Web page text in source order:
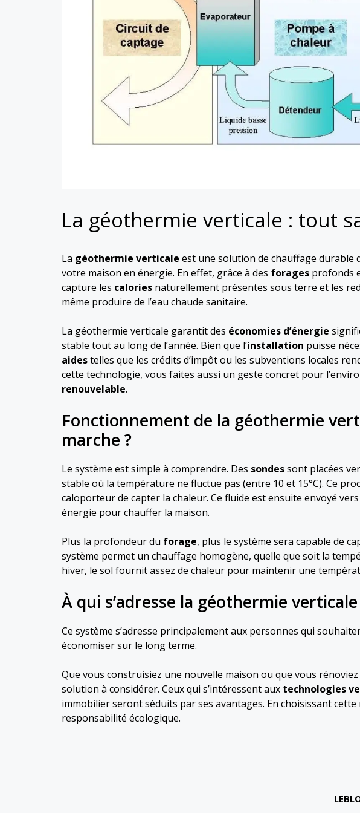
La géothermie verticale : tout
La géothermie verticale est une solution de chauffage durable
votre maison en énergie. En effet, grâce à des forages profonds
capture les calories naturellement présentes sous terre et les
même produire de l’eau chaude sanitaire.
La géothermie verticale garantit des économies d’énergie
stable tout au long de l’année. Bien que l’installation puisse
aidestelles que les crédits d’impôt ou les subventions locales
cette technologie, vous faites aussi un geste concret pour
renouvelable.
Fonctionnement de la géothermie
marche ?
Le système est simple à comprendre. Des sondessont placées
stable où la température ne fluctue pas (entre 10 et 15°C). Ce
caloporteur de capter la chaleur. Ce fluide est ensuite envoyé
énergie pour chauffer la maison.
Plus la profondeur du forage, plus le système sera capable de
système permet un chauffage homogène, quelle que soit la
hiver, le sol fournit assez de chaleur pour maintenir une
À qui s’adresse la géothermie verticale
Ce système s’adresse principalement aux personnes qui
économiser sur le long terme.
Que vous construisiez une nouvelle maison ou que vous
solution à considérer. Ceux qui s’intéressent aux technologies
immobilier seront séduits par ses avantages. En choisissant
responsabilité écologique.